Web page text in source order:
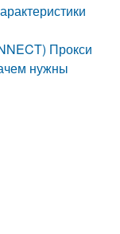
Прокси
нужны